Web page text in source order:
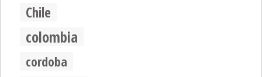
Chile
colombia
cordoba